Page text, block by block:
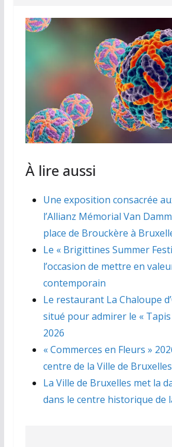
À lire aussi
Une exposition consacrée
l’Allianz Mémorial Van
place de Brouckère à
Le « Brigittines Summer
l’occasion de mettre en
contemporain
Le restaurant La Chaloupe
situé pour admirer le « Tapis
2026
« Commerces en Fleurs »
centre de la Ville de Bruxelles
La Ville de Bruxelles met la
dans le centre historique de